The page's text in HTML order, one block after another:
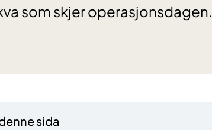
som skjer operasjonsdagen.
sida